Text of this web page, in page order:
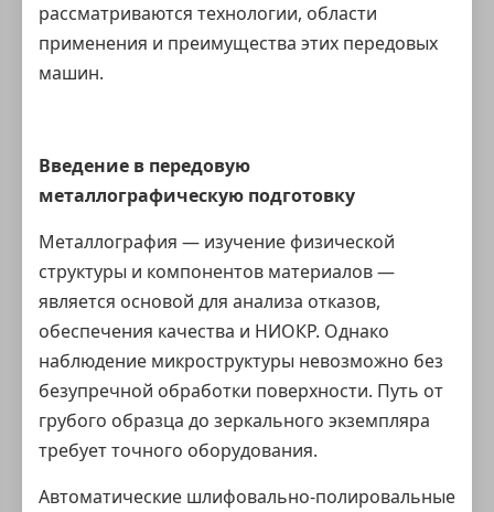
рассматриваются технологии, области
применения и преимущества этих передовых
машин.
Введение в передовую
металлографическую подготовку
Металлография — изучение физической
структуры и компонентов материалов —
является основой для анализа отказов,
обеспечения качества и НИОКР. Однако
наблюдение микроструктуры невозможно без
безупречной обработки поверхности. Путь от
грубого образца до зеркального экземпляра
требует точного оборудования.
Автоматические шлифовально-полировальные